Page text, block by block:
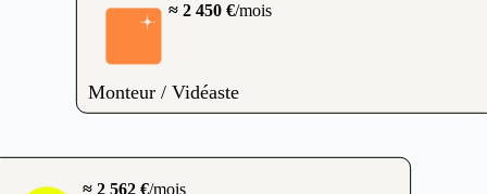
≈ 2 450 €/mois
Monteur / Vidéaste
≈ 2 562 €/mois